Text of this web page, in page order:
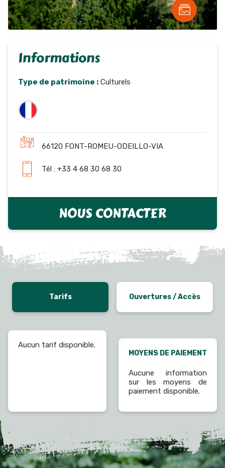
Informations
Type de patrimoine : Culturels
66120 FONT-ROMEU-ODEILLO-VIA
Tél : +33 4 68 30 68 30
NOUS CONTACTER
Tarifs Ouvertures / Accès
Aucun tarif disponible.
MOYENS DE PAIEMENT
Aucune information
sur les moyens de
paiement disponible.